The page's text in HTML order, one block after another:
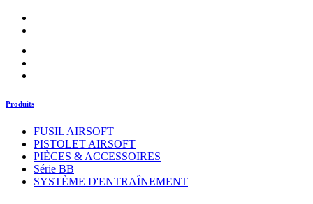
Produits
FUSIL AIRSOFT
PISTOLET AIRSOFT
PIÈCES & ACCESSOIRES
Série BB
SYSTÈME D'ENTRAÎNEMENT